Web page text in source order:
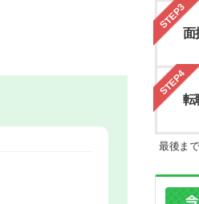
STEP3
面
STEP4
転
最後ま